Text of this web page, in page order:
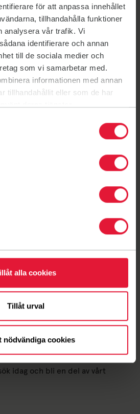
för att anpassa innehållet
tillhandahålla funktioner
analysera vår trafik. Vi
identifierare och annan
till de sociala medier och
som vi samarbetar med.
informationen med annan
tillhandahållit eller som de har
alla cookies
Tillåt urval
nödvändiga cookies
vill vi göra det enkelt för dig att
företag, föreningar och
Boka en hall
och gemenskap och vill göra
idag och bli en del av vårt